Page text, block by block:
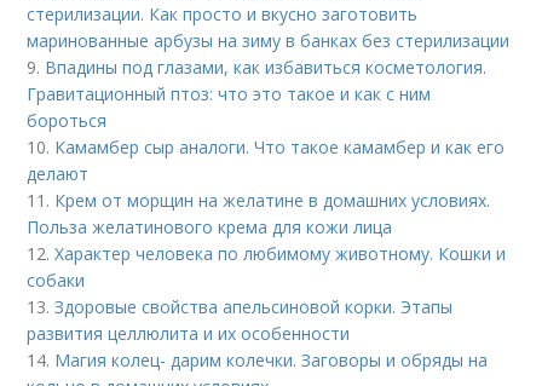
стерилизации. Как просто и вкусно заготовить
маринованные арбузы на зиму в банках без стерилизации
9. Впадины под глазами, как избавиться косметология.
Гравитационный птоз: что это такое и как с ним
бороться
10. Камамбер сыр аналоги. Что такое камамбер и как его
делают
11. Крем от морщин на желатине в домашних условиях.
Польза желатинового крема для кожи лица
12.Характер человека по любимому животному. Кошки и
собаки
13.Здоровые свойства апельсиновой корки. Этапы
развития целлюлита и их особенности
14. Магия колец- дарим колечки. Заговоры и обряды на